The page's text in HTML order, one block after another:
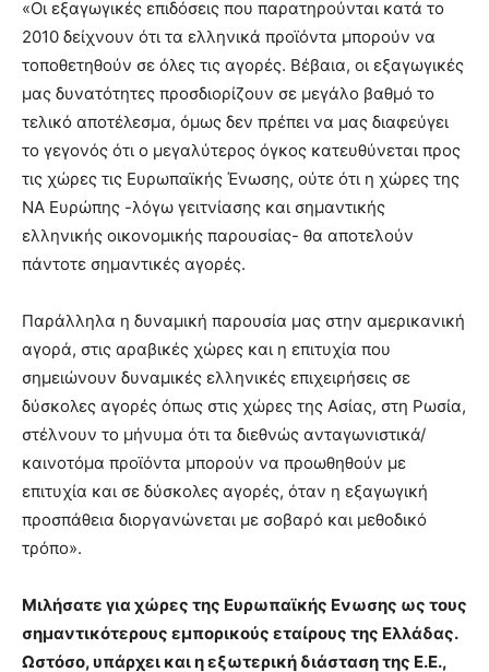
«Οι εξαγωγικές επιδόσεις που παρατηρούνται κατά το
2010 δείχνουν ότι τα ελληνικά προϊόντα μπορούν να
τοποθετηθούν σε όλες τις αγορές. Βέβαια, οι εξαγωγικές
μας δυνατότητες προσδιορίζουν σε μεγάλο βαθμό το
τελικό αποτέλεσμα, όμως δεν πρέπει να μας διαφεύγει
το γεγονός ότι ο μεγαλύτερος όγκος κατευθύνεται προς
τις χώρες τις Ευρωπαϊκής Ένωσης, ούτε ότι η χώρες της
ΝΑ Ευρώπης -λόγω γειτνίασης και σημαντικής
ελληνικής οικονομικής παρουσίας- θα αποτελούν
πάντοτε σημαντικές αγορές.
Παράλληλα η δυναμική παρουσία μας στην αμερικανική
αγορά, στις αραβικές χώρες και η επιτυχία που
σημειώνουν δυναμικές ελληνικές επιχειρήσεις σε
δύσκολες αγορές όπως στις χώρες της Ασίας, στη Ρωσία,
στέλνουν το μήνυμα ότι τα διεθνώς ανταγωνιστικά/
καινοτόμα προϊόντα μπορούν να προωθηθούν με
επιτυχία και σε δύσκολες αγορές, όταν η εξαγωγική
προσπάθεια διοργανώνεται με σοβαρό και μεθοδικό
τρόπο».
Μιλήσατε για χώρες της Ευρωπαϊκής Eνωσης ως τους
σημαντικότερους εμπορικούς εταίρους της Ελλάδας.
Ωστόσο, υπάρχει και η εξωτερική διάσταση της Ε.Ε.,